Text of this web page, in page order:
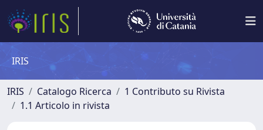
IRIS
IRIS Catalogo Ricerca
1 Contributo su Rivista
1.1 Articolo in rivista